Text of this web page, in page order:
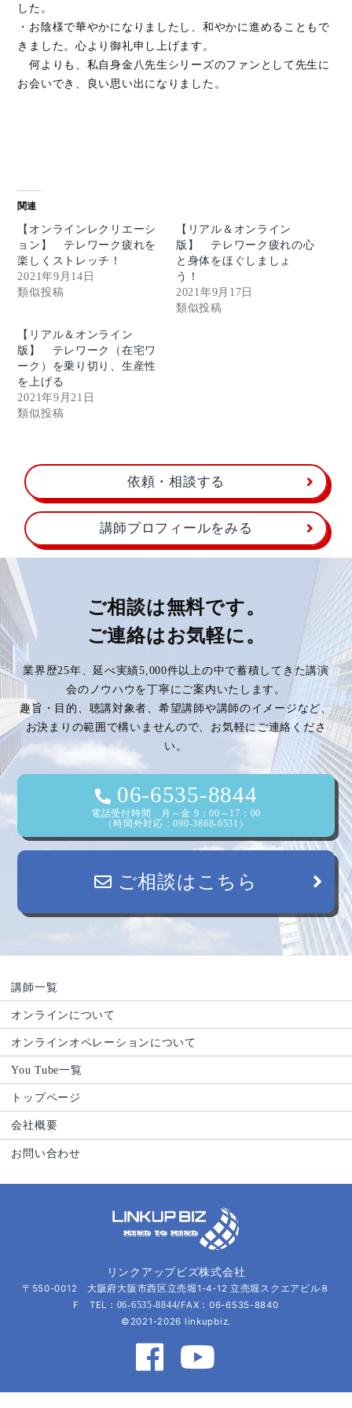
した。
・お陰様で華やかになりましたし、和やかに進めることもで
きました。心より御礼申し上げます。
何よりも、私自身金八先生シリーズのファンとして先生に
お会いでき、良い思い出になりました。
関連
【オンラインレクリエーシ
ョン】 テレワーク疲れを
楽しくストレッチ！
2021年9月14日
類似投稿
【リアル＆オンライン
版】 テレワーク疲れの心
と身体をほぐしましょ
う！
2021年9月17日
類似投稿
【リアル＆オンライン
版】 テレワーク（在宅ワ
ーク）を乗り切り、生産性
を上げる
2021年9月21日
類似投稿
依頼・相談する
講師プロフィールをみる
ご相談は無料です。
ご連絡はお気軽に。
業界歴25年、延べ実績5,000件以上の中で蓄積してきた講演
会のノウハウを丁寧にご案内いたします。
趣旨・目的、聴講対象者、希望講師や講師のイメージなど、
お決まりの範囲で構いませんので、お気軽にご連絡くださ
い。
06-6535-8844
電話受付時間 月～金 9：00～17：00
（時間外対応：090-3868-6531）
ご相談はこちら
講師一覧
オンラインについて
オンラインオペレーションについて
You Tube一覧
トップページ
会社概要
お問い合わせ
リンクアップビズ株式会社
〒550-0012 大阪府大阪市西区立売堀1-4-12 立売堀スクエアビル８
F TEL： 06-6535-8844/FAX：06-6535-8840
©2021-2026 linkupbiz.